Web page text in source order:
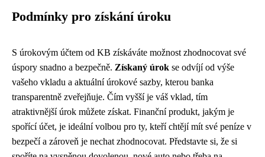
Podmínky pro získání úroku
S úrokovým účtem od KB získáváte možnost zhodnocovat své
úspory snadno a bezpečně. Získaný úrok se odvíjí od výše
vašeho vkladu a aktuální úrokové sazby, kterou banka
transparentně zveřejňuje. Čím vyšší je váš vklad, tím
atraktivnější úrok můžete získat. Finanční produkt, jakým je
spořící účet, je ideální volbou pro ty, kteří chtějí mít své peníze v
bezpečí a zároveň je nechat zhodnocovat. Představte si, že si